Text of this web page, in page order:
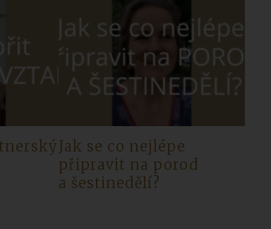
Jak se co nejlépe
připravit na porod
a šestinedělí?